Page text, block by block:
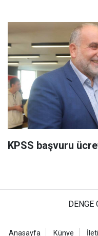
KPSS başvuru
Anasayfa Künye